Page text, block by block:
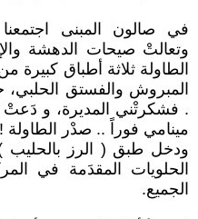
في صالون المبنى اجتمعنا
وتعالتْ صيحات الدهشة
الطاولة ثلاثة أطباق كبيرة
المبروش والفستق الحلبي،
. فشكرتْني المديرة، و دَعتْ
مينامي فوراً .. صدْر الطاولة !
ودخل طبق ( الرز
الحلويات المقدَمة في
الجميع.